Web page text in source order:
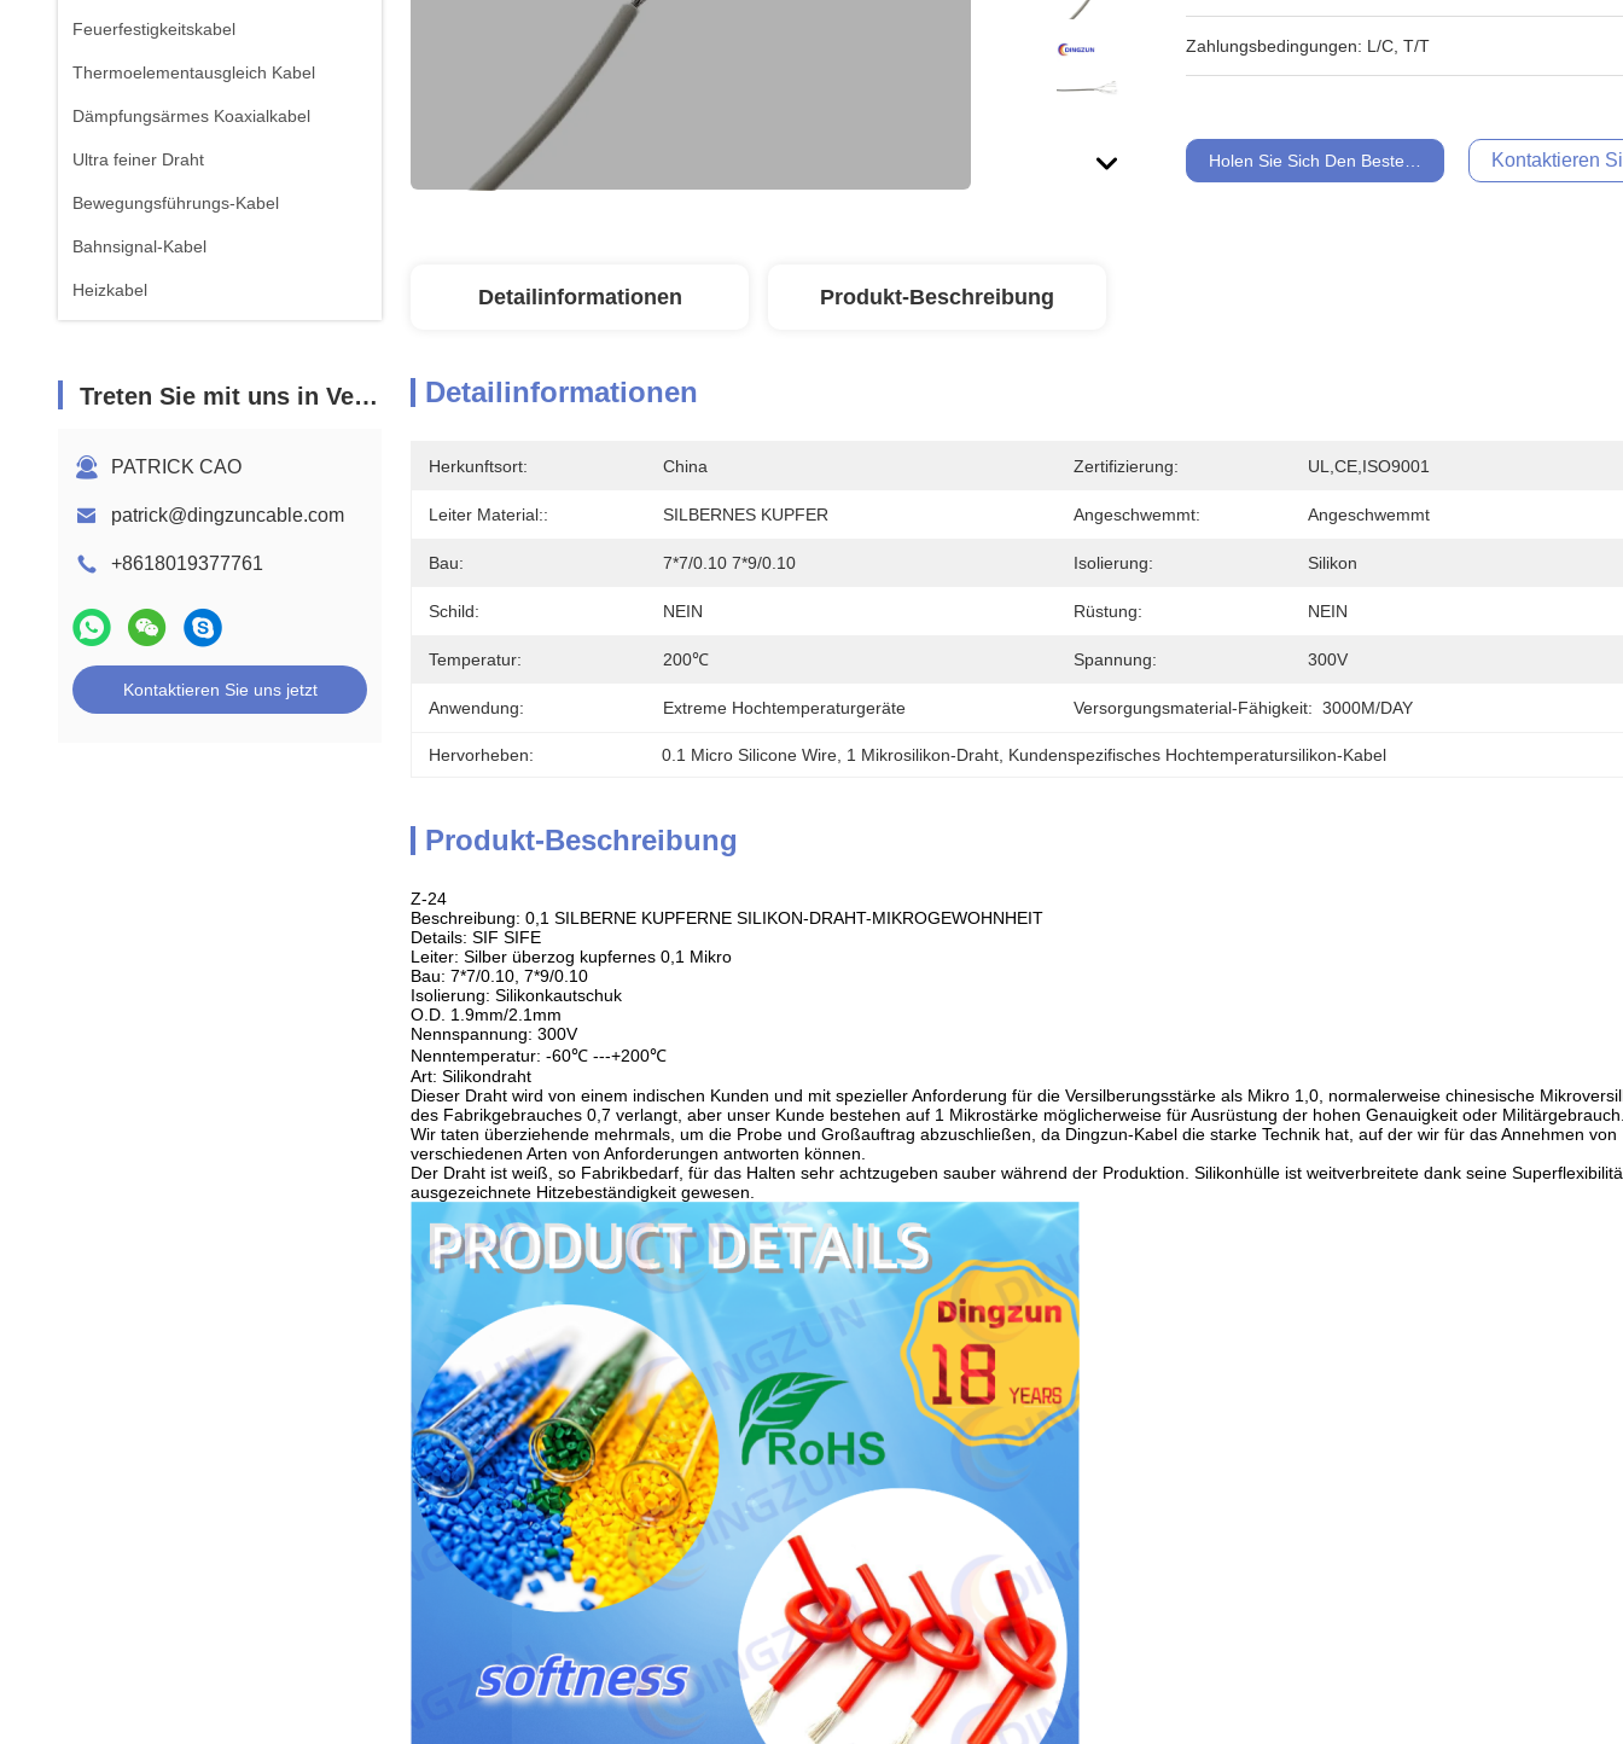
Feuerfestigkeitskabel
Thermoelementausgleich Kabel
Dämpfungsärmes Koaxialkabel
Ultra feiner Draht
Bewegungsführungs-Kabel
Bahnsignal-Kabel
Heizkabel
Treten Sie mit uns in Verbindung
PATRICK CAO
patrick@dingzuncable.com
+8618019377761
Kontaktieren Sie uns jetzt
Zahlungsbedingungen: L/C, T/T
Holen Sie Sich Den Besten Preis Kontaktieren
Detailinformationen Produkt-Beschreibung
Detailinformationen
Herkunftsort: China Zertifizierung: UL,CE,ISO9001
Leiter Material:: SILBERNES KUPFER Angeschwemmt: Angeschwemmt
Bau: 7*7/0.10 7*9/0.10 Isolierung: Silikon
Schild: NEIN Rüstung: NEIN
Temperatur: 200℃ Spannung: 300V
Anwendung: Extreme Hochtemperaturgeräte Versorgungsmaterial-Fähigkeit: 3000M/DAY
Hervorheben: 0.1 Micro Silicone Wire, 1 Mikrosilikon-Draht, Kundenspezifisches Hochtemperatursilikon-Kabel
Produkt-Beschreibung
Z-24
Beschreibung: 0,1 SILBERNE KUPFERNE SILIKON-DRAHT-MIKROGEWOHNHEIT
Details: SIF SIFE
Leiter: Silber überzog kupfernes 0,1 Mikro
Bau: 7*7/0.10, 7*9/0.10
Isolierung: Silikonkautschuk
O.D. 1.9mm/2.1mm
Nennspannung: 300V
Nenntemperatur: -60℃ ---+200℃
Art: Silikondraht
Dieser Draht wird von einem indischen Kunden und mit spezieller Anforderung für die Versilberungsstärke als Mikro 1,0, normalerweise chinesische
des Fabrikgebrauches 0,7 verlangt, aber unser Kunde bestehen auf 1 Mikrostärke möglicherweise für Ausrüstung der hohen Genauigkeit oder
Wir taten überziehende mehrmals, um die Probe und Großauftrag abzuschließen, da Dingzun-Kabel die starke Technik hat, auf der wir für das Annehmen von
verschiedenen Arten von Anforderungen antworten können.
Der Draht ist weiß, so Fabrikbedarf, für das Halten sehr achtzugeben sauber während der Produktion. Silikonhülle ist weitverbreitete dank seine
ausgezeichnete Hitzebeständigkeit gewesen.